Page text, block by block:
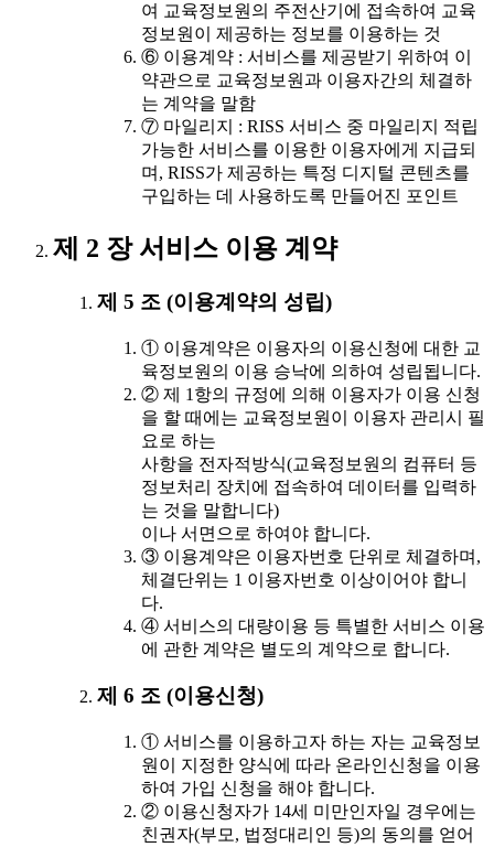
여 교육정보원의 주전산기에 접속하여 교육
정보원이 제공하는 정보를 이용하는 것
⑥ 이용계약 : 서비스를 제공받기 위하여 이
약관으로 교육정보원과 이용자간의 체결하
는 계약을 말함
⑦ 마일리지 : RISS 서비스 중 마일리지 적립
가능한 서비스를 이용한 이용자에게 지급되
며, RISS가 제공하는 특정 디지털 콘텐츠를
구입하는 데 사용하도록 만들어진 포인트
제 2 장 서비스 이용 계약
제 5 조 (이용계약의 성립)
① 이용계약은 이용자의 이용신청에 대한 교
육정보원의 이용 승낙에 의하여 성립됩니다.
② 제 1항의 규정에 의해 이용자가 이용 신청
을 할 때에는 교육정보원이 이용자 관리시 필
요로 하는
사항을 전자적방식(교육정보원의 컴퓨터 등
정보처리 장치에 접속하여 데이터를 입력하
는 것을 말합니다)
이나 서면으로 하여야 합니다.
③ 이용계약은 이용자번호 단위로 체결하며,
체결단위는 1 이용자번호 이상이어야 합니
다.
④ 서비스의 대량이용 등 특별한 서비스 이용
에 관한 계약은 별도의 계약으로 합니다.
제 6 조 (이용신청)
① 서비스를 이용하고자 하는 자는 교육정보
원이 지정한 양식에 따라 온라인신청을 이용
하여 가입 신청을 해야 합니다.
② 이용신청자가 14세 미만인자일 경우에는
친권자(부모, 법정대리인 등)의 동의를 얻어